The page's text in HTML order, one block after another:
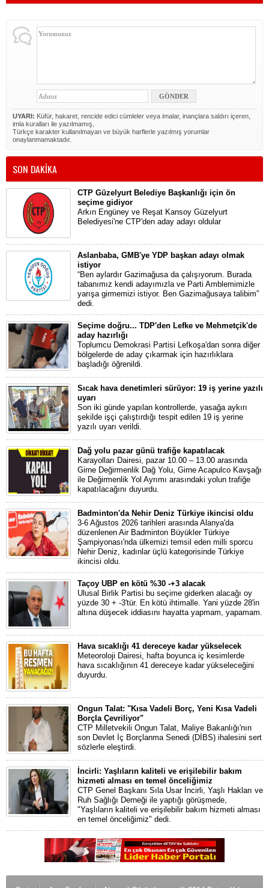
UYARI: Küfür, hakaret, rencide edici cümleler veya imalar, inançlara saldırı içeren,
imla kuralları ile yazılmamış,
Türkçe karakter kullanılmayan ve büyük harflerle yazılmış yorumlar
onaylanmamaktadır.
SON DAKİKA
CTP Güzelyurt Belediye Başkanlığı için ön
seçime gidiyor
Arkın Engüney ve Reşat Kansoy Güzelyurt
Belediyesi'ne CTP'den aday adayı oldular
Aslanbaba, GMB'ye YDP başkan adayı olmak
istiyor
“Ben aylardır Gazimağusa da çalışıyorum. Burada
tabanımız kendi adayımızla ve Parti Amblemimizle
yarışa girmemizi istiyor. Ben Gazimağusaya talibim”
dedi.
Seçime doğru... TDP'den Lefke ve Mehmetçik'de
aday hazırlığı
Toplumcu Demokrasi Partisi Lefkoşa'dan sonra diğer
bölgelerde de aday çıkarmak için hazırlıklara
başladığı öğrenildi.
Sıcak hava denetimleri sürüyor: 19 iş yerine yazılı
uyarı
Son iki günde yapılan kontrollerde, yasağa aykırı
şekilde işçi çalıştırdığı tespit edilen 19 iş yerine
yazılı uyarı verildi.
Dağ yolu pazar günü trafiğe kapatılacak
Karayolları Dairesi, pazar 10.00 – 13.00 arasında
Girne Değirmenlik Dağ Yolu, Girne Acapulco Kavşağı
ile Değirmenlik Yol Ayrımı arasındaki yolun trafiğe
kapatılacağını duyurdu.
Badminton'da Nehir Deniz Türkiye ikincisi oldu
3-6 Ağustos 2026 tarihleri arasında Alanya'da
düzenlenen Air Badminton Büyükler Türkiye
Şampiyonası'nda ülkemizi temsil eden milli sporcu
Nehir Deniz, kadınlar üçlü kategorisinde Türkiye
ikincisi oldu.
Taçoy UBP en kötü %30 -+3 alacak
Ulusal Birlik Partisi bu seçime giderken alacağı oy
yüzde 30 + -3'tür. En kötü ihtimalle. Yani yüzde 28'in
altına düşecek iddiasını hayatta yapmam, yapamam.
Hava sıcaklığı 41 dereceye kadar yükselecek
Meteoroloji Dairesi, hafta boyunca iç kesimlerde
hava sıcaklığının 41 dereceye kadar yükseleceğini
duyurdu.
Ongun Talat: "Kısa Vadeli Borç, Yeni Kısa Vadeli
Borçla Çevriliyor"
CTP Milletvekili Ongun Talat, Maliye Bakanlığı'nın
son Devlet İç Borçlanma Senedi (DİBS) ihalesini sert
sözlerle eleştirdi.
İncirli: Yaşlıların kaliteli ve erişilebilir bakım
hizmeti alması en temel önceliğimiz
CTP Genel Başkanı Sıla Usar İncirli, Yaşlı Hakları ve
Ruh Sağlığı Derneği ile yaptığı görüşmede,
"Yaşlıların kaliteli ve erişilebilir bakım hizmeti alması
en temel önceliğimiz" dedi.